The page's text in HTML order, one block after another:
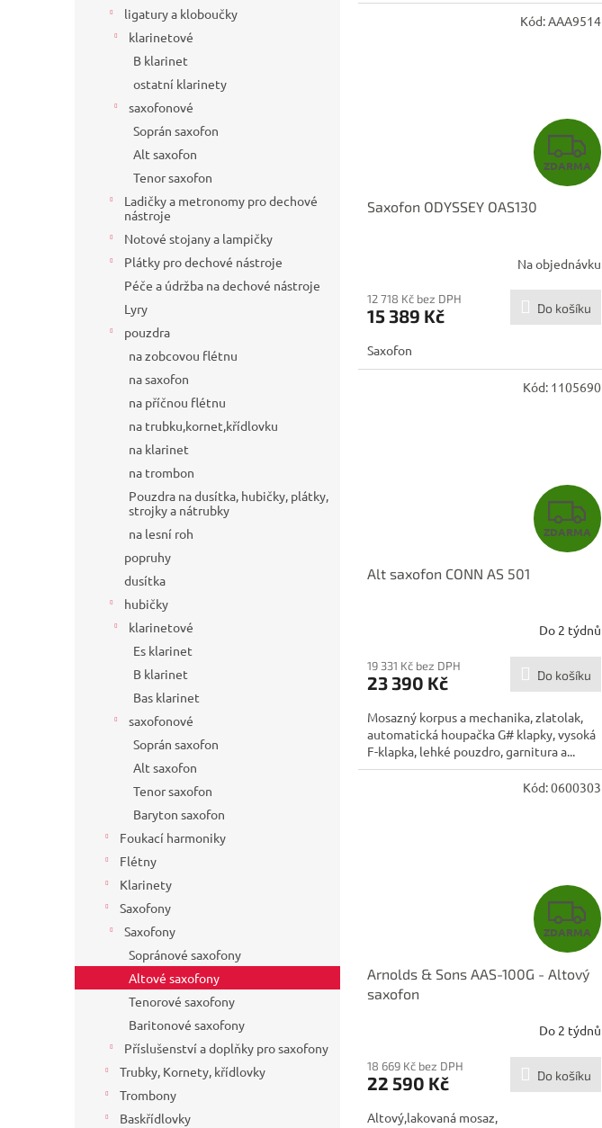
ligatury a kloboučky
klarinetové
B klarinet
ostatní klarinety
saxofonové
Soprán saxofon
Alt saxofon
Tenor saxofon
Ladičky a metronomy pro dechové
nástroje
Notové stojany a lampičky
Plátky pro dechové nástroje
Péče a údržba na dechové nástroje
Lyry
pouzdra
na zobcovou flétnu
na saxofon
na příčnou flétnu
na trubku,kornet,křídlovku
na klarinet
na trombon
Pouzdra na dusítka, hubičky, plátky,
strojky a nátrubky
na lesní roh
popruhy
dusítka
hubičky
klarinetové
Es klarinet
B klarinet
Bas klarinet
saxofonové
Soprán saxofon
Alt saxofon
Tenor saxofon
Baryton saxofon
Foukací harmoniky
Flétny
Klarinety
Saxofony
Saxofony
Sopránové saxofony
Altové saxofony
Tenorové saxofony
Baritonové saxofony
Příslušenství a doplňky pro saxofony
Trubky, Kornety, křídlovky
Trombony
Baskřídlovky
Z
D
R
M
A
ZDARMA
Saxofon ODYSSEY OAS130
Na objednávku
12 718 Kč bez DPH
15 389 Kč Do košíku
Saxofon
Kód:AAA9514
Z
D
R
M
A
ZDARMA
Alt saxofon CONN AS 501
Do 2 týdnů
19 331 Kč bez DPH
23 390 Kč Do košíku
Mosazný korpus a mechanika, zlatolak,
automatická houpačka G# klapky, vysoká
F-klapka, lehké pouzdro, garnitura a...
Kód: 1105690
Z
D
A
R
M
A
ZDARMA
Arnolds & Sons AAS-100G - Altový
saxofon
Do 2 týdnů
18 669 Kč bez DPH
22 590 Kč Do košíku
Altový,lakovaná mosaz,
Kód:0600303